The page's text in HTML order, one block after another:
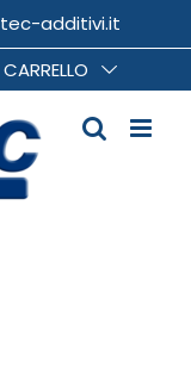
additivi.it
CARRELLO